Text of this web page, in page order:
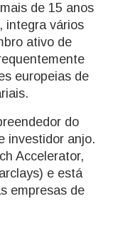
de 15 anos
integra vários
ativo de
europeias de
do
investidor anjo.
Accelerator,
e está
empresas de